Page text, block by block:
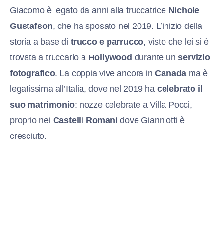
Giacomo è legato da anni alla truccatrice Nichole
Gustafson, che ha sposato nel 2019. L’inizio della
storia a base di trucco e parrucco, visto che lei si è
trovata a truccarlo a Hollywood durante unservizio
fotografico. La coppia vive ancora inCanada ma è
legatissima all’Italia, dove nel 2019 ha celebrato il
suo matrimonio: nozze celebrate a Villa Pocci,
proprio nei Castelli Romani dove Gianniotti è
cresciuto.